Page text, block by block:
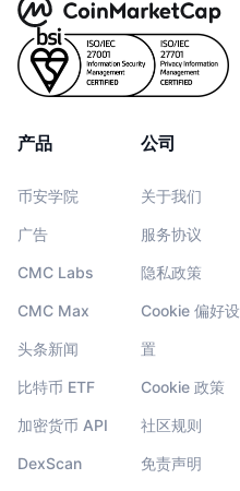
产品
币安学院
广告
CMC Labs
CMC Max
头条新闻
比特币 ETF
加密货币 API
DexScan
公司
关于我们
服务协议
隐私政策
Cookie 偏好设
置
Cookie 政策
社区规则
免责声明